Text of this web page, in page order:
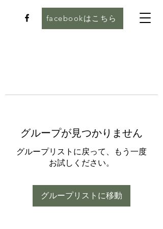
facebookはこちら
グループが見つかりません
グループリストに戻って、もう一度
お試しください。
グループリストに移動